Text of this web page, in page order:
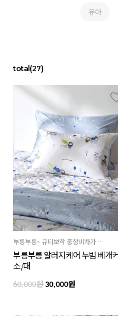
유아
total (27)
부릉부릉~ 큐티뽀작 중장비차가 달콤한 사탕을 싣고 총출동 했어요. 탈 것을 좋아하는 아이의 상상력은 UP, 즐거운 꿈을 선물하세요
부릉부릉 알러지케어 누빔 베개
소/대
60,000원30,000원